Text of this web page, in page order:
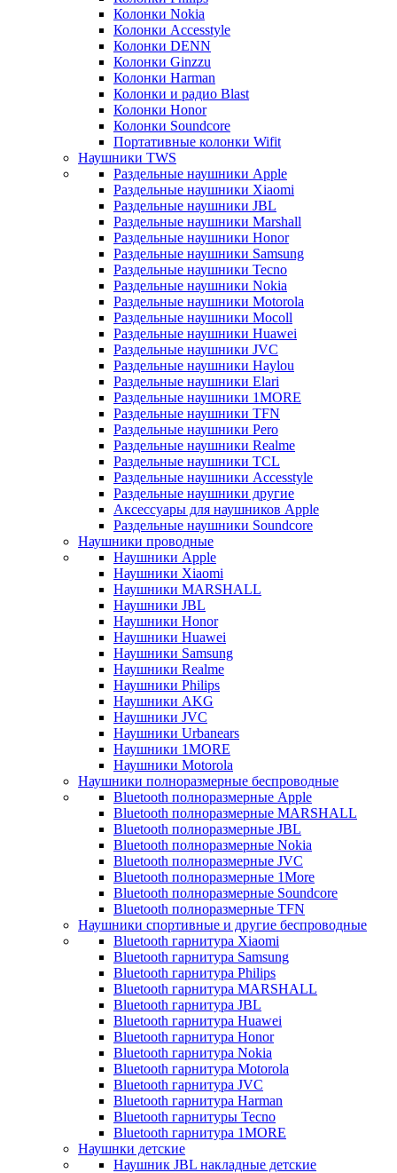
Колонки Nokia
Колонки Accesstyle
Колонки DENN
Колонки Ginzzu
Колонки Harman
Колонки и радио Blast
Колонки Honor
Колонки Soundcore
Портативные колонки Wifit
Наушники TWS
Раздельные наушники Apple
Раздельные наушники Xiaomi
Раздельные наушники JBL
Раздельные наушники Marshall
Раздельные наушники Honor
Раздельные наушники Samsung
Раздельные наушники Tecno
Раздельные наушники Nokia
Раздельные наушники Motorola
Раздельные наушники Mocoll
Раздельные наушники Huawei
Раздельные наушники JVC
Раздельные наушники Haylou
Раздельные наушники Elari
Раздельные наушники 1MORE
Раздельные наушники TFN
Раздельные наушники Pero
Раздельные наушники Realme
Раздельные наушники TCL
Раздельные наушники Accesstyle
Раздельные наушники другие
Аксессуары для наушников Apple
Раздельные наушники Soundcore
Наушники проводные
Наушники Apple
Наушники Xiaomi
Наушники MARSHALL
Наушники JBL
Наушники Honor
Наушники Huawei
Наушники Samsung
Наушники Realme
Наушники Philips
Наушники AKG
Наушники JVC
Наушники Urbanears
Наушники 1MORE
Наушники Motorola
Наушники полноразмерные беспроводные
Bluetooth полноразмерные Apple
Bluetooth полноразмерные MARSHALL
Bluetooth полноразмерные JBL
Bluetooth полноразмерные Nokia
Bluetooth полноразмерные JVC
Bluetooth полноразмерные 1More
Bluetooth полноразмерные Soundcore
Bluetooth полноразмерные TFN
Наушники спортивные и другие беспроводные
Bluetooth гарнитура Xiaomi
Bluetooth гарнитура Samsung
Bluetooth гарнитура Philips
Bluetooth гарнитура MARSHALL
Bluetooth гарнитура JBL
Bluetooth гарнитура Huawei
Bluetooth гарнитура Honor
Bluetooth гарнитура Nokia
Bluetooth гарнитура Motorola
Bluetooth гарнитура JVC
Bluetooth гарнитура Harman
Bluetooth гарнитуры Tecno
Bluetooth гарнитура 1MORE
Наушнки детские
Наушник JBL накладные детские